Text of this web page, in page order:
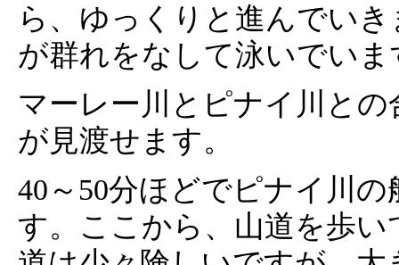
ら、ゆっくりと進んでい
が群れをなして泳いでいま
マーレー川とピナイ川と
が見渡せます。
40～50分ほどでピナイ川
す。ここから、山道を歩